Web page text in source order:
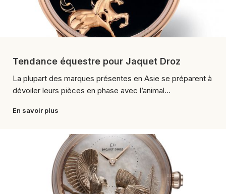
Tendance équestre pour Jaquet Droz
La plupart des marques présentes en Asie se préparent à
dévoiler leurs pièces en phase avec l’animal...
En savoir plus